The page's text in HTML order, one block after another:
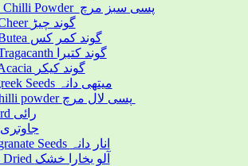
Green Chilli Powder پسی سبز مرچ
Gum Cheer گوند چیڑ
Gum Butea گوند کمر کس
Gum Tragacanth گوند کتیرا
Gum Acacia گوند کیکر
Fenugreek Seeds میتھی دانہ
Mustard رائی
Mace جاوتری
Pomegranate Seeds انار دانہ
Plums Dried آلو بخارا خشک